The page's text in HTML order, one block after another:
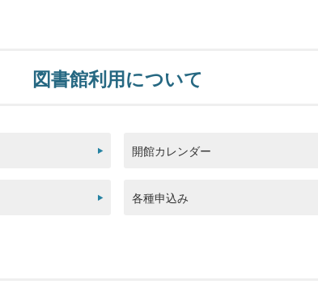
図書館利用について
開館カレンダー
各種申込み